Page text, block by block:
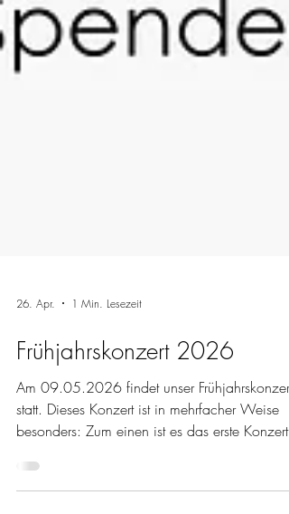
26. Apr. 1 Min. Lesezeit
Frühjahrskonzert 2026
Am 09.05.2026 findet unser Frühjahrskonzert
statt. Dieses Konzert ist in mehrfacher Weise